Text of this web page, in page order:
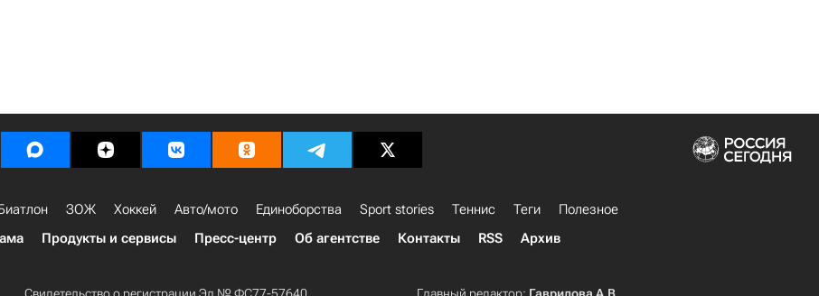
ЗОЖ Хоккей Авто/мото Единоборства Sport stories Теннис Теги
Полезное
Продукты и сервисы Пресс-центр Об агентстве Контакты RSS Архив